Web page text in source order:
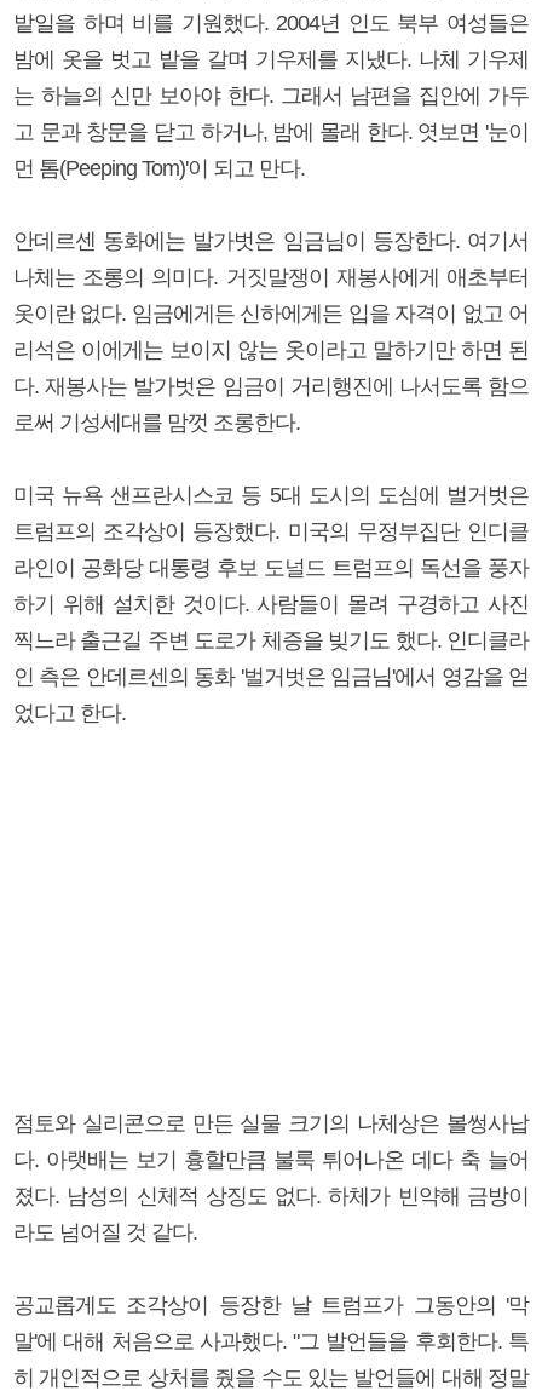
밭일을 하며 비를 기원했다. 2004년 인도 북부 여성들은
밤에 옷을 벗고 밭을 갈며 기우제를 지냈다. 나체 기우제
는 하늘의 신만 보아야 한다. 그래서 남편을 집안에 가두
고 문과 창문을 닫고 하거나, 밤에 몰래 한다. 엿보면 '눈이
먼 톰(Peeping Tom)'이 되고 만다.
안데르센 동화에는 발가벗은 임금님이 등장한다. 여기서
나체는 조롱의 의미다. 거짓말쟁이 재봉사에게 애초부터
옷이란 없다. 임금에게든 신하에게든 입을 자격이 없고 어
리석은 이에게는 보이지 않는 옷이라고 말하기만 하면 된
다. 재봉사는 발가벗은 임금이 거리행진에 나서도록 함으
로써 기성세대를 맘껏 조롱한다.
미국 뉴욕 샌프란시스코 등 5대 도시의 도심에 벌거벗은
트럼프의 조각상이 등장했다. 미국의 무정부집단 인디클
라인이 공화당 대통령 후보 도널드 트럼프의 독선을 풍자
하기 위해 설치한 것이다. 사람들이 몰려 구경하고 사진
찍느라 출근길 주변 도로가 체증을 빚기도 했다. 인디클라
인 측은 안데르센의 동화 '벌거벗은 임금님'에서 영감을 얻
었다고 한다.
점토와 실리콘으로 만든 실물 크기의 나체상은 볼썽사납
다. 아랫배는 보기 흉할만큼 불룩 튀어나온 데다 축 늘어
졌다. 남성의 신체적 상징도 없다. 하체가 빈약해 금방이
라도 넘어질 것 같다.
공교롭게도 조각상이 등장한 날 트럼프가 그동안의 '막
말'에 대해 처음으로 사과했다. "그 발언들을 후회한다. 특
히 개인적으로 상처를 줬을 수도 있는 발언들에 대해 정말